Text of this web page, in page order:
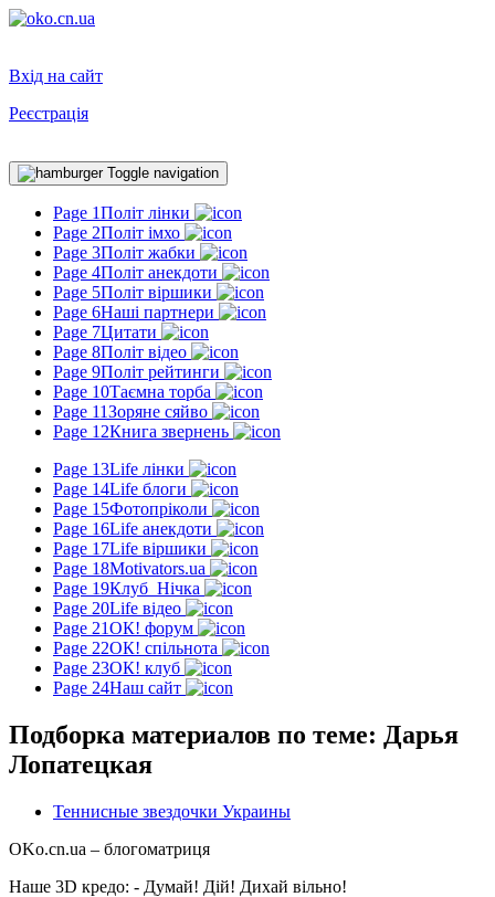
Вхід на сайт
Реєстрація
Toggle navigation
Page 1Політ лінки
Page 2Політ імхо
Page 3Політ жабки
Page 4Політ анекдоти
Page 5Політ віршики
Page 6Наші партнери
Page 7Цитати
Page 8Політ відео
Page 9Політ рейтинги
Page 10Таємна торба
Page 11Зоряне сяйво
Page 12Книга звернень
Page 13Life лінки
Page 14Life блоги
Page 15Фотопріколи
Page 16Life анекдоти
Page 17Life віршики
Page 18Motivators.ua
Page 19Клуб_Нічка
Page 20Life відео
Page 21ОК! форум
Page 22ОК! спільнота
Page 23ОК! клуб
Page 24Наш сайт
Подборка материалов по теме: Дарья
Лопатецкая
Теннисные звездочки Украины
OKo.cn.ua – блогоматриця
Наше 3D кредо: - Думай! Дій! Дихай вільно!